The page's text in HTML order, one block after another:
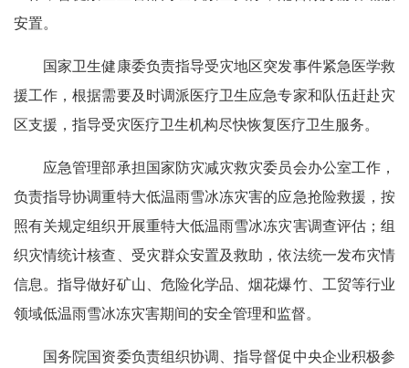
安置。
国家卫生健康委负责指导受灾地区突发事件紧急医学救
援工作，根据需要及时调派医疗卫生应急专家和队伍赶赴灾
区支援，指导受灾医疗卫生机构尽快恢复医疗卫生服务。
应急管理部承担国家防灾减灾救灾委员会办公室工作，
负责指导协调重特大低温雨雪冰冻灾害的应急抢险救援，按
照有关规定组织开展重特大低温雨雪冰冻灾害调查评估；组
织灾情统计核查、受灾群众安置及救助，依法统一发布灾情
信息。指导做好矿山、危险化学品、烟花爆竹、工贸等行业
领域低温雨雪冰冻灾害期间的安全管理和监督。
国务院国资委负责组织协调、指导督促中央企业积极参